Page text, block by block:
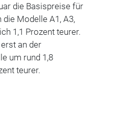
die Basispreise für
Modelle A1, A3,
1,1 Prozent teurer.
an der
um rund 1,8
teurer.